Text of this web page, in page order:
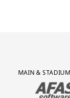
Partner Logos
MAIN & STADIUM
BEZOEK